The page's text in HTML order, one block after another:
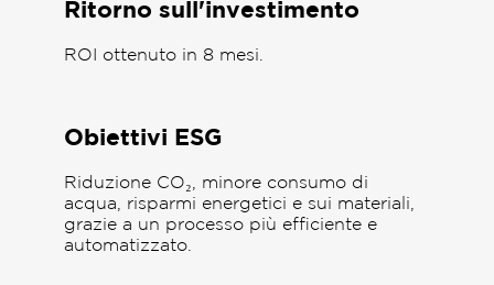
Ritorno sull'investimento
ROI ottenuto in 8 mesi.
Obiettivi ESG
Riduzione CO₂, minore consumo di
acqua, risparmi energetici e sui materiali,
grazie a un processo più efficiente e
automatizzato.